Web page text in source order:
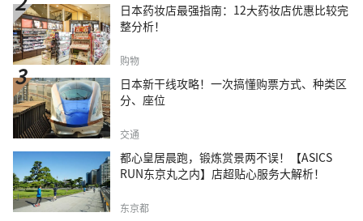
日本药妆店最强指南：12大药妆店优惠比较完
整分析！
购物
日本新干线攻略！一次搞懂购票方式、种类区
分、座位
交通
都心皇居晨跑，锻炼赏景两不误！【ASICS
RUN东京丸之内】店超贴心服务大解析！
东京都